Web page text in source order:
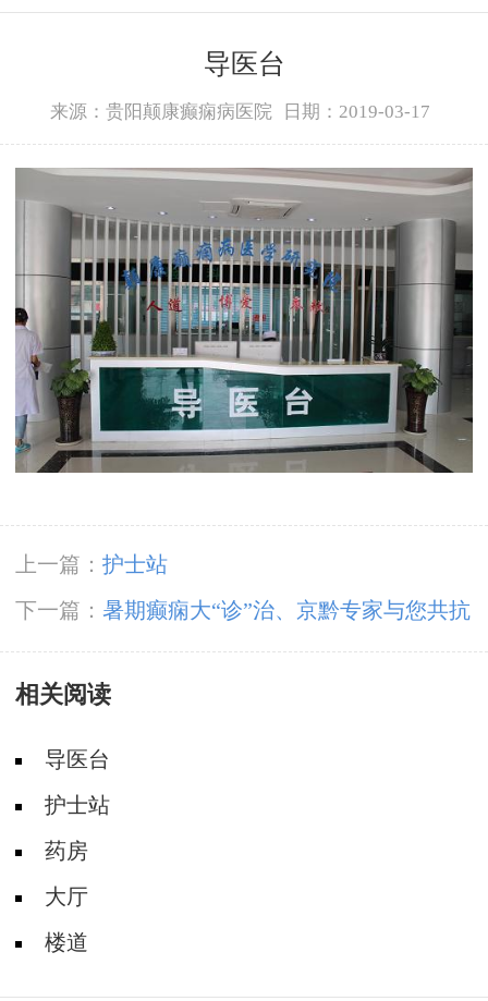
导医台
来源：贵阳颠康癫痫病医院 日期：2019-03-17
上一篇： 护士站
下一篇： 暑期癫痫大“诊”治、京黔专家与您共抗
癫痫
相关阅读
导医台
护士站
药房
大厅
楼道